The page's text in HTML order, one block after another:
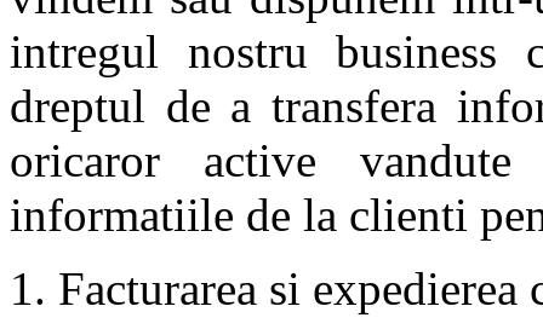
intregul nostru business
dreptul de a transfera
oricaror active vandute
informatiile de la clienti
1. Facturarea si